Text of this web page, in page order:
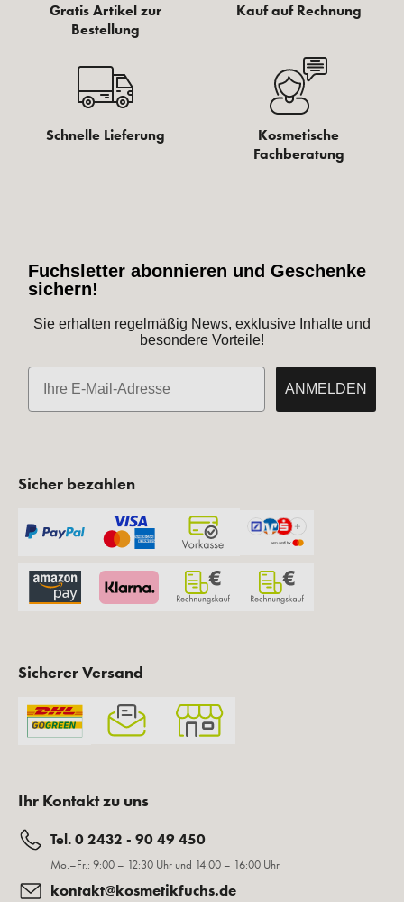
Gratis Artikel zur
Bestellung
Kauf auf Rechnung
Schnelle Lieferung
Kosmetische
Fachberatung
Fuchsletter abonnieren und Geschenke
sichern!
Sie erhalten regelmäßig News, exklusive Inhalte und
besondere Vorteile!
E-Mail
ANMELDEN
Sicher bezahlen
Sicherer Versand
Ihr Kontakt zu uns
Tel. 0 2432 - 90 49 450
Mo.–Fr.: 9:00 – 12:30 Uhr und 14:00 – 16:00 Uhr
kontakt@kosmetikfuchs.de